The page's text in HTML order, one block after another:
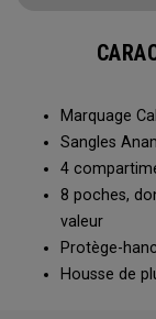
Marquage
Sangles
4
8 poches,
valeur
Protège-
Housse de